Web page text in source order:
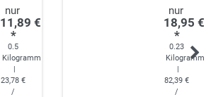
11,89 €
*
0.5
Kilogramm
|
23,78 €
/
18,95 €
*
0.23
Kilogramm
|
82,39 €
/